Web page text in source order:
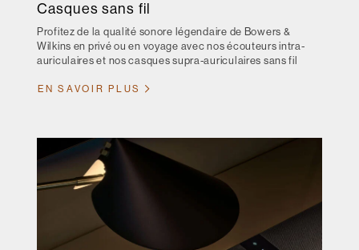
Casques sans fil
Profitez de la qualité sonore légendaire de Bowers &
Wilkins en privé ou en voyage avec nos écouteurs intra-
auriculaires et nos casques supra-auriculaires sans fil
EN SAVOIR PLUS